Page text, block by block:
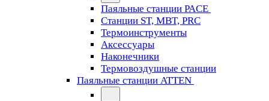
Паяльные станции PACE
Станции ST, MBT, PRC
Термоинструменты
Аксессуары
Наконечники
Термовоздушные станции
Паяльные станции ATTEN